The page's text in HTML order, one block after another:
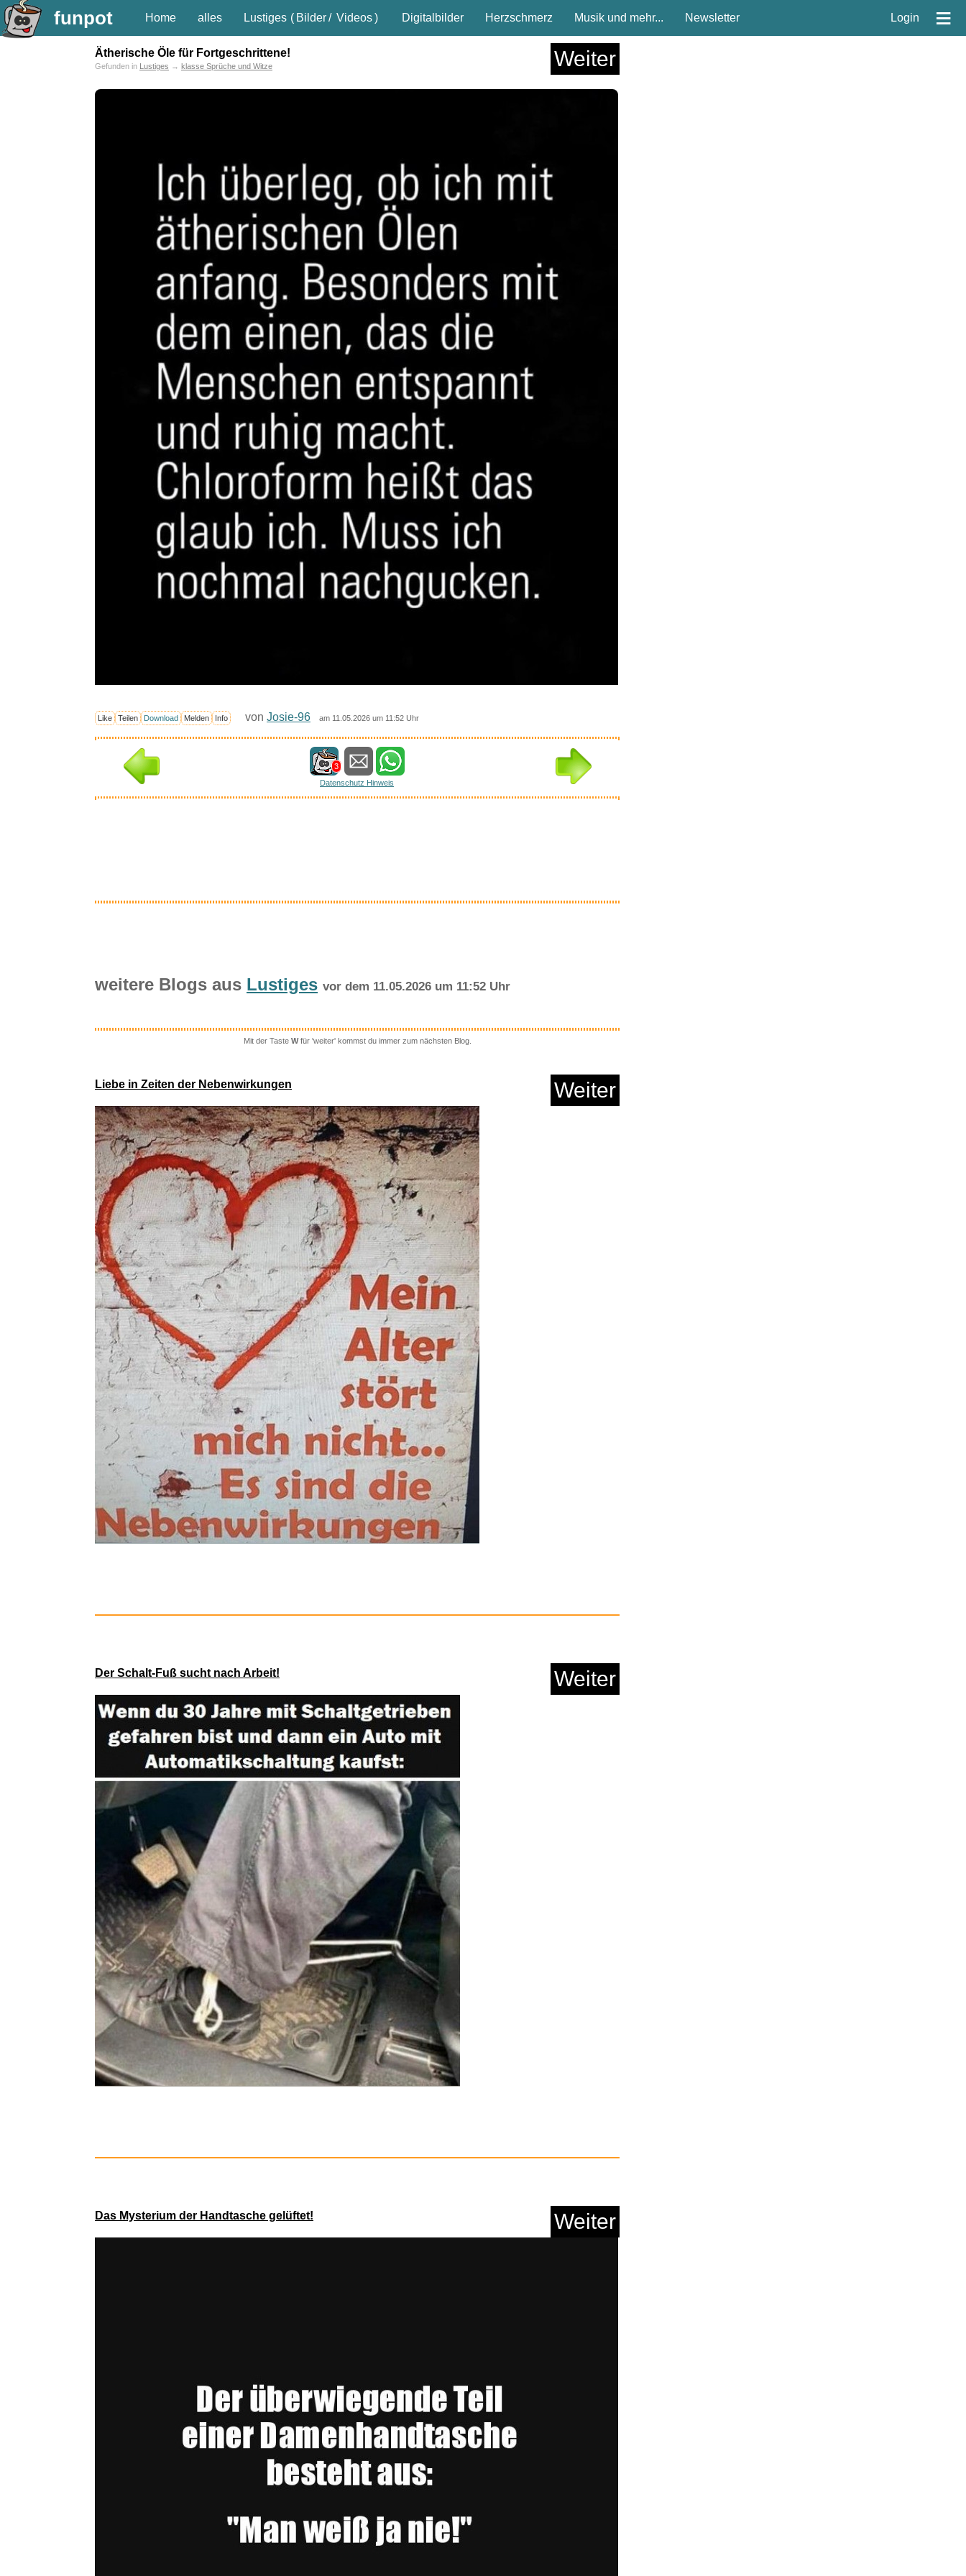
funpot Home alles Lustiges ( Bilder/ Videos) Digitalbilder Herzschmerz Musik und mehr... Newsletter Login ≡
Ätherische Öle für Fortgeschrittene! Weiter
Gefunden in Lustiges → klasse Sprüche und Witze
Like Teilen Download Melden Info von Josie-96 am 11.05.2026 um 11:52 Uhr
3
Datenschutz Hinweis
SKROSS World to Europe Travel
Anzeige
Speedlink LUNERA 4in1
Illumina...
Anzeige
Melody Tongue Drum 6" G M...
Anzeige
Sinfonie 9/Metamorph./Tod...
� tudes-Tableaux: Besetzung:
weitere Blogs ausLustiges vor dem 11.05.2026 um 11:52 Uhr
Mit der Taste Wfür 'weiter' kommst du immer zum nächsten Blog.
Liebe in Zeiten der Nebenwirkungen
Der Schalt-Fuß sucht nach Arbeit!
Das Mysterium der Handtasche gelüftet!